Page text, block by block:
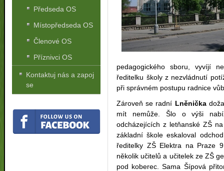
pedagogického sboru, vyvíjí
ředitelku školy z nezvládnutí
při správném postupu radnice
Zároveň se radní Lněnička
mít nemůže. Šlo o výši
odcházejících z letňanské ZŠ
základní škole eskaloval
ředitelky ZŠ Elektra na Praze
několik učitelů a učitelek ze ZŠ
pod koberec. Sama Šípová
Předseda OS
Místopředseda OS
Členové OS
Příznivci OS
Kontaktuj nás a zapoj
se